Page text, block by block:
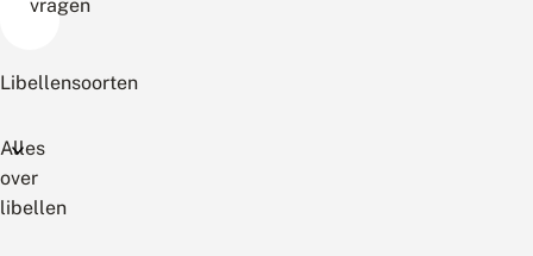
vragen
Libellensoorten
Alles
over
libellen